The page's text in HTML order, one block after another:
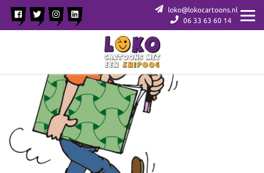
loko@lokocartoons.nl
06 33 63 60 14